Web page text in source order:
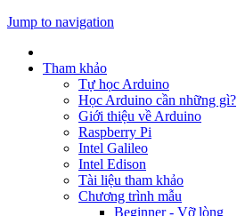
Jump to navigation
Tham khảo
Tự học Arduino
Học Arduino cần những gì?
Giới thiệu về Arduino
Raspberry Pi
Intel Galileo
Intel Edison
Tài liệu tham khảo
Chương trình mẫu
Beginner - Vỡ lòng